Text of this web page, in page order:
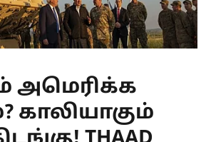
அமெரிக்க
காலியாகும்